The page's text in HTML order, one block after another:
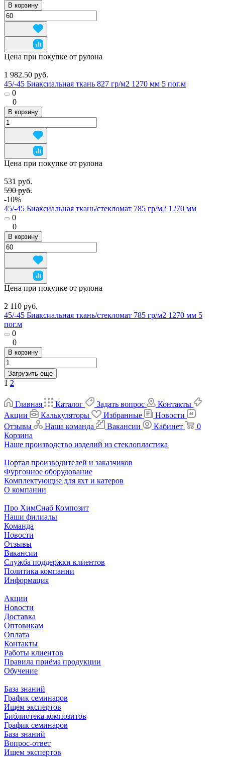
В корзину
Цена при покупке от рулона
1 982.50 руб.
45/-45 Биаксиальная ткань 827 гр/м2 1270 мм 5 пог.м
0
0
В корзину
Цена при покупке от рулона
531 руб.
590 руб.
-10%
45/-45 Биаксиальная ткань/стекломат 785 гр/м2 1270 мм
0
0
В корзину
Цена при покупке от рулона
2 110 руб.
45/-45 Биаксиальная ткань/стекломат 785 гр/м2 1270 мм 5
пог.м
0
0
В корзину
Загрузить еще
1 2
Главная Каталог Задать вопрос
Контакты
Акции
Калькуляторы Избранные
Новости
Отзывы
Наша команда Вакансии Кабинет
0
Корзина
Наше производство изделий из стеклопластика
Портал производителей и заказчиков
Фургонное оборудование
Комплектующие для яхт и катеров
О компании
Про ХимСнаб Композит
Наши филиалы
Команда
Новости
Отзывы
Вакансии
Служба поддержки клиентов
Политика компании
Информация
Акции
Новости
Доставка
Оптовикам
Оплата
Контакты
Работы клиентов
Правила приёма продукции
Обучение
База знаний
График семинаров
Ищем экспертов
Библиотека композитов
График семинаров
База знаний
Вопрос-ответ
Ищем экспертов